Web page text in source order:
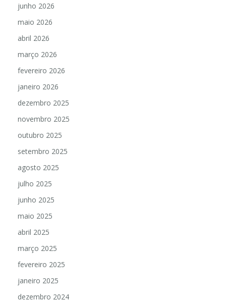
junho 2026
maio 2026
abril 2026
março 2026
fevereiro 2026
janeiro 2026
dezembro 2025
novembro 2025
outubro 2025
setembro 2025
agosto 2025
julho 2025
junho 2025
maio 2025
abril 2025
março 2025
fevereiro 2025
janeiro 2025
dezembro 2024